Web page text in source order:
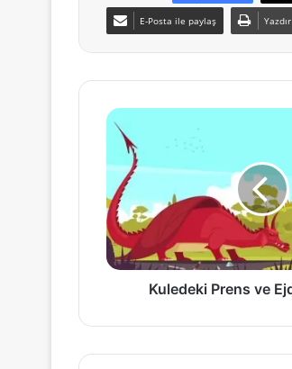
E-Posta ile paylaş Yazdır
Kuledeki
Prens
Ejderha
Masalı
Kuledeki Prens ve